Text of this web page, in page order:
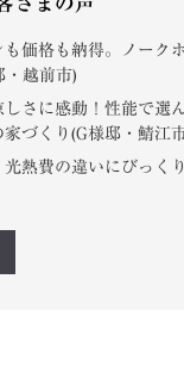
価格も納得。ノーク
・越前市)
さに感動！性能で選
家づくり(G様邸・鯖江
熱費の違いにびっく